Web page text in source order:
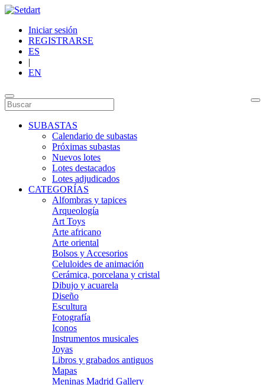
Iniciar sesión
REGISTRARSE
ES
|
EN
SUBASTAS
Calendario de subastas
Próximas subastas
Nuevos lotes
Lotes destacados
Lotes adjudicados
CATEGORÍAS
Alfombras y tapices
Arqueología
Art Toys
Arte africano
Arte oriental
Bolsos y Accesorios
Celuloides de animación
Cerámica, porcelana y cristal
Dibujo y acuarela
Diseño
Escultura
Fotografía
Iconos
Instrumentos musicales
Joyas
Libros y grabados antiguos
Mapas
Meninas Madrid Gallery